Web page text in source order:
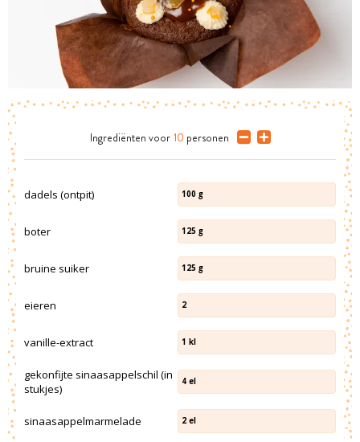
Ingrediënten voor 10 personen
dadels (ontpit) 100 g
boter 125 g
bruine suiker 125 g
eieren 2
vanille-extract 1 kl
gekonfijte sinaasappelschil (in
stukjes)
4 el
sinaasappelmarmelade 2 el